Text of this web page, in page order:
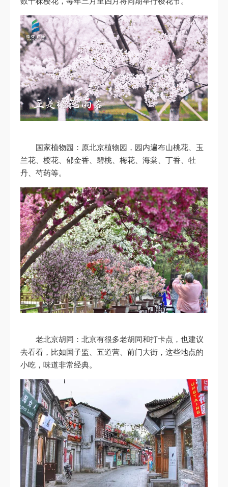
国家植物园：原北京植物园，园内遍布山桃花、玉
兰花、樱花、郁金香、碧桃、梅花、海棠、丁香、牡
丹、芍药等。
老北京胡同：北京有很多老胡同和打卡点，也建议
去看看，比如国子监、五道营、前门大街，这些地点的
小吃，味道非常经典。